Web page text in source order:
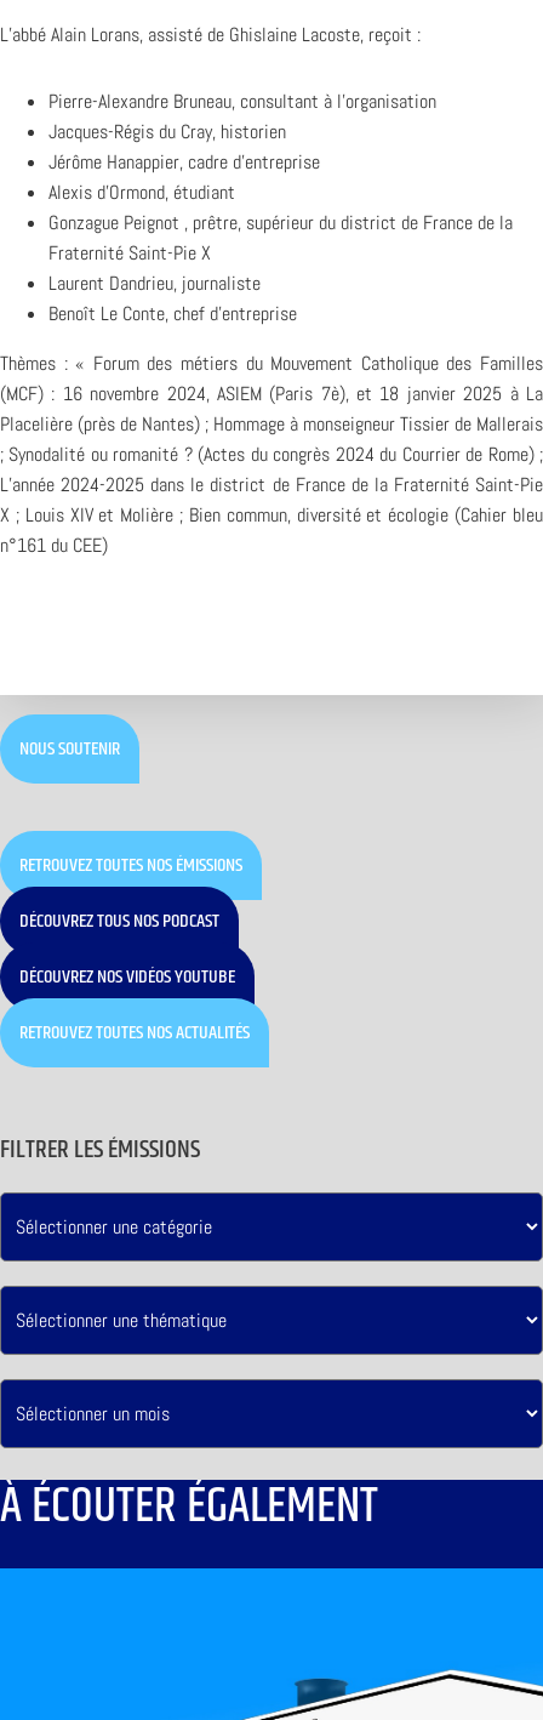
L’abbé Alain Lorans, assisté de Ghislaine Lacoste, reçoit :
Pierre-Alexandre Bruneau, consultant à l’organisation
Jacques-Régis du Cray, historien
Jérôme Hanappier, cadre d’entreprise
Alexis d’Ormond, étudiant
Gonzague Peignot , prêtre, supérieur du district de France de la
Fraternité Saint-Pie X
Laurent Dandrieu, journaliste
Benoît Le Conte, chef d’entreprise
Thèmes : « Forum des métiers du Mouvement Catholique des Familles
(MCF) : 16 novembre 2024, ASIEM (Paris 7è), et 18 janvier 2025 à La
Placelière (près de Nantes) ; Hommage à monseigneur Tissier de Mallerais
; Synodalité ou romanité ? (Actes du congrès 2024 du Courrier de Rome) ;
L’année 2024-2025 dans le district de France de la Fraternité Saint-Pie
X ; Louis XIV et Molière ; Bien commun, diversité et écologie (Cahier bleu
n°161 du CEE)
NOUS SOUTENIR
RETROUVEZ TOUTES NOS ÉMISSIONS
DÉCOUVREZ TOUS NOS PODCAST
DÉCOUVREZ NOS VIDÉOS YOUTUBE
RETROUVEZ TOUTES NOS ACTUALITÉS
FILTRER LES ÉMISSIONS
À ÉCOUTER ÉGALEMENT